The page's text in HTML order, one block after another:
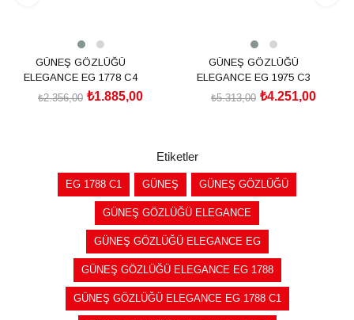
GÜNEŞ GÖZLÜĞÜ
ELEGANCE EG 1778 C4
₺1.885,00
₺2.356,00
GÜNEŞ GÖZLÜĞÜ
ELEGANCE EG 1975 C3
₺4.251,00
₺5.313,00
Etiketler
EG 1788 C1 GÜNEŞ GÜNEŞ GÖZLÜĞÜ
GÜNEŞ GÖZLÜĞÜ ELEGANCE
GÜNEŞ GÖZLÜĞÜ ELEGANCE EG
GÜNEŞ GÖZLÜĞÜ ELEGANCE EG 1788
GÜNEŞ GÖZLÜĞÜ ELEGANCE EG 1788 C1